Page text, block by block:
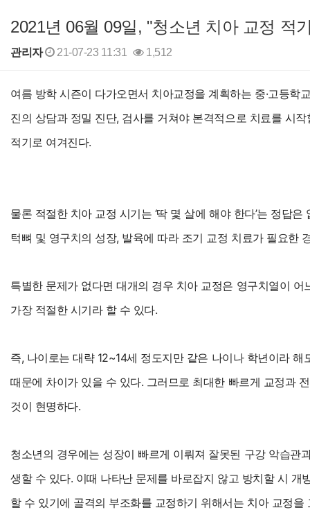
2021년 06월 09일, "청소년 치아 교정 적
관리자 21-07-23 11:31 1,512
여름 방학 시즌이 다가오면서 치아교정을 계획하는 중·고등학
진의 상담과 정밀 진단, 검사를 거쳐야 본격적으로 치료를 시
적기로 여겨진다.
물론 적절한 치아 교정 시기는 ‘딱 몇 살에 해야 한다’는 정답
턱뼈 및 영구치의 성장, 발육에 따라 조기 교정 치료가 필요한
특별한 문제가 없다면 대개의 경우 치아 교정은 영구치열이
가장 적절한 시기라 할 수 있다.
즉, 나이로는 대략 12~14세 정도지만 같은 나이나 학년이라
때문에 차이가 있을 수 있다. 그러므로 최대한 빠르게 교정과
것이 현명하다.
청소년의 경우에는 성장이 빠르게 이뤄져 잘못된 구강 악습관
생할 수 있다. 이때 나타난 문제를 바로잡지 않고 방치할 시 개
할 수 있기에 골격의 부조화를 교정하기 위해서는 치아 교정을